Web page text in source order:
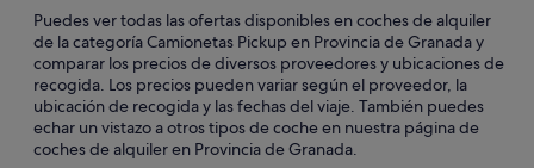
Puedes ver todas las ofertas disponibles en coches de alquiler
de la categoría Camionetas Pickup en Provincia de Granada y
comparar los precios de diversos proveedores y ubicaciones de
recogida. Los precios pueden variar según el proveedor, la
ubicación de recogida y las fechas del viaje. También puedes
echar un vistazo a otros tipos de coche en nuestra página de
coches de alquiler en Provincia de Granada.